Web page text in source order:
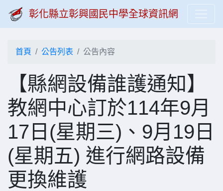
彰化縣立彰興國民中學全球資訊網
首頁 公告列表 公告內容
【縣網設備誰護通知】
教網中心訂於114年9月
17日(星期三)、9月19日
(星期五) 進行網路設備
更換維護